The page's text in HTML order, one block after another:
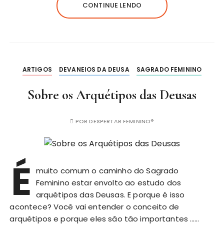
CONTINUE LENDO
ARTIGOS DEVANEIOS DA DEUSA SAGRADO FEMININO
Sobre os Arquétipos das Deusas
PORDESPERTAR FEMININO®
É muito comum o caminho do Sagrado
Feminino estar envolto ao estudo dos
arquétipos das Deusas. E porque é isso
acontece? Você vai entender o conceito de
arquétipos e porque eles são tão importantes ……